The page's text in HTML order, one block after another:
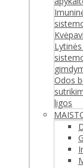
Odos
ligos